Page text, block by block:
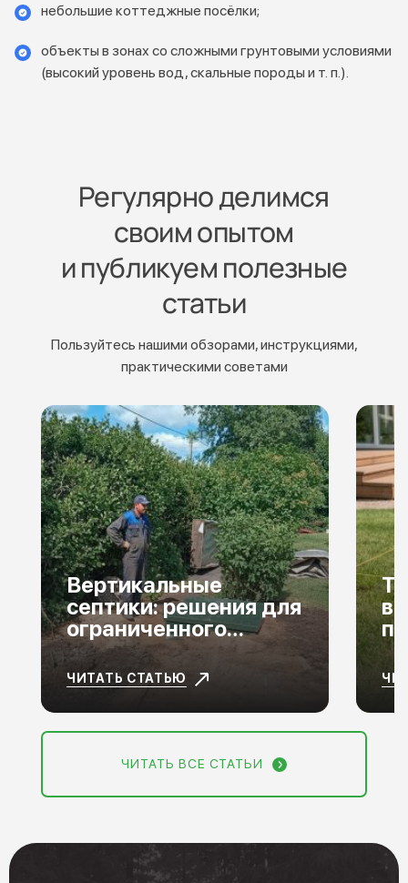
небольшие коттеджные посёлки;
объекты в зонах со сложными грунтовыми условиями
(высокий уровень вод, скальные породы и т. п.).
Регулярно делимся
своим опытом
и публикуем полезные
статьи
Пользуйтесь нашими обзорами, инструкциями,
практическими советами
Вертикальные
септики: решения для
ограниченного
пространства
ЧИТАТЬ СТАТЬЮ
ЧИТАТЬ ВСЕ СТАТЬИ